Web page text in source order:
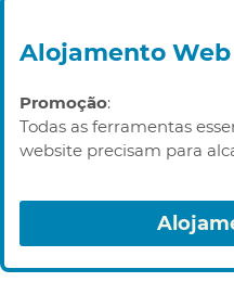
Alojamento Web
Promoção:
Todas as ferramentas
website precisam para